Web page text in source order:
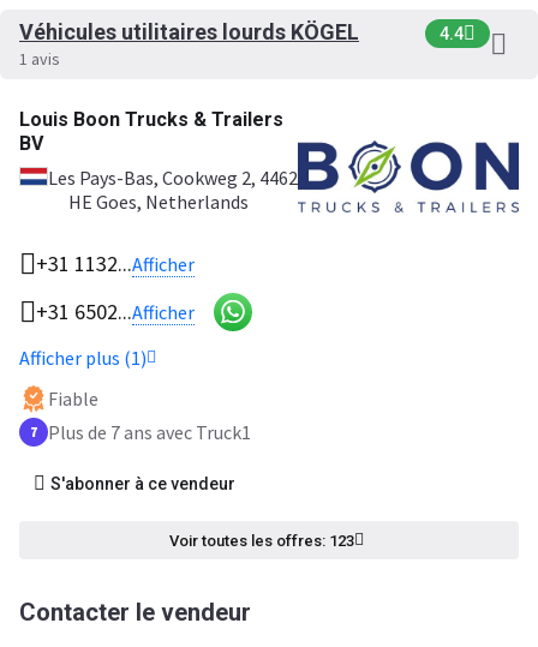
Véhicules utilitaires lourds KÖGEL 4.4
1 avis
Louis Boon Trucks & Trailers
BV
Les Pays-Bas, Cookweg 2, 4462
HE Goes, Netherlands
+31 1132...Afficher
+31 6502...Afficher
Afficher plus (1)
Fiable
7 Plus de 7 ans avec Truck1
S'abonner à ce vendeur
Voir toutes les offres: 123
Contacter le vendeur